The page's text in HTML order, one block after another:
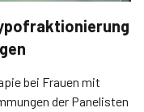
bei Frauen mit
der Panelisten